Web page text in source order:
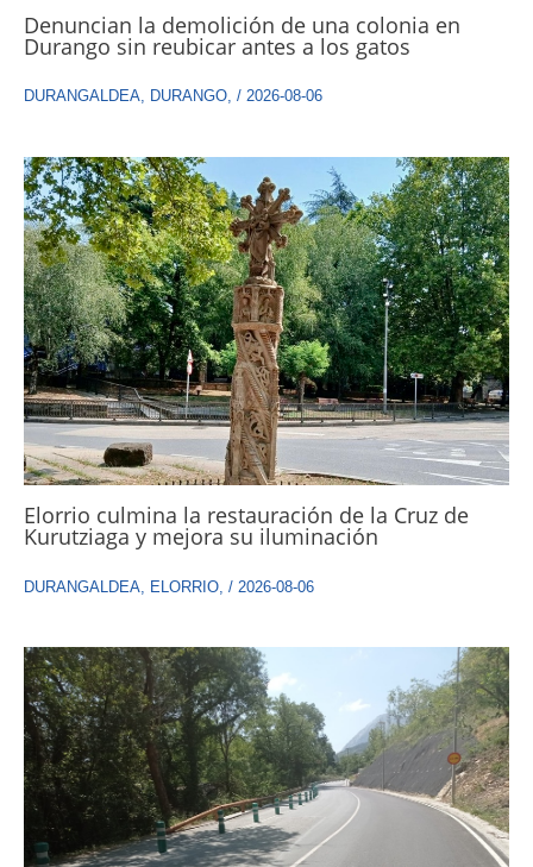
Denuncian la demolición de una colonia en
Durango sin reubicar antes a los gatos
DURANGALDEA, DURANGO, / 2026-08-06
Elorrio culmina la restauración de la Cruz de
Kurutziaga y mejora su iluminación
DURANGALDEA ELORRIO / 2026-08-06